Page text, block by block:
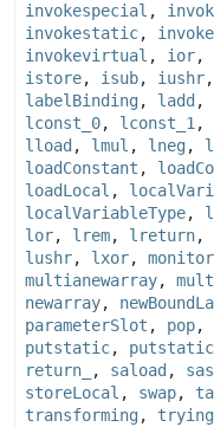
invokespecial ,
invokestatic,
invokevirtual , ior,
istore, isub, iushr,
labelBinding, ladd ,
lconst_0, lconst_1 ,
lload , lmul , lneg,
loadConstant ,
loadLocal ,
localVariableType,
lor, lrem, lreturn,
lushr, lxor,
multianewarray,
newarray,
parameterSlot , pop,
putstatic, putstatic
return_
, saload ,
storeLocal , swap,
transforming, trying